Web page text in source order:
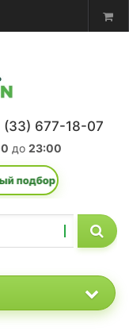
(33) 677-18-07
до 23:00
за 1 минуту.